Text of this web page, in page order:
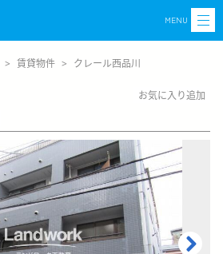
MENU
> 賃貸物件 > クレール西品川
お気に入り追加